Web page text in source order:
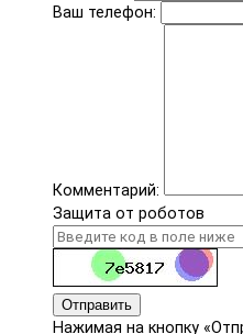
Ваш телефон:
Комментарий:
Защита от роботов
Отправить
Нажимая на кнопку